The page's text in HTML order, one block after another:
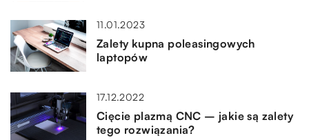
11.01.2023
Zalety kupna poleasingowych
laptopów
17.12.2022
Cięcie plazmą CNC – jakie są zalety
tego rozwiązania?